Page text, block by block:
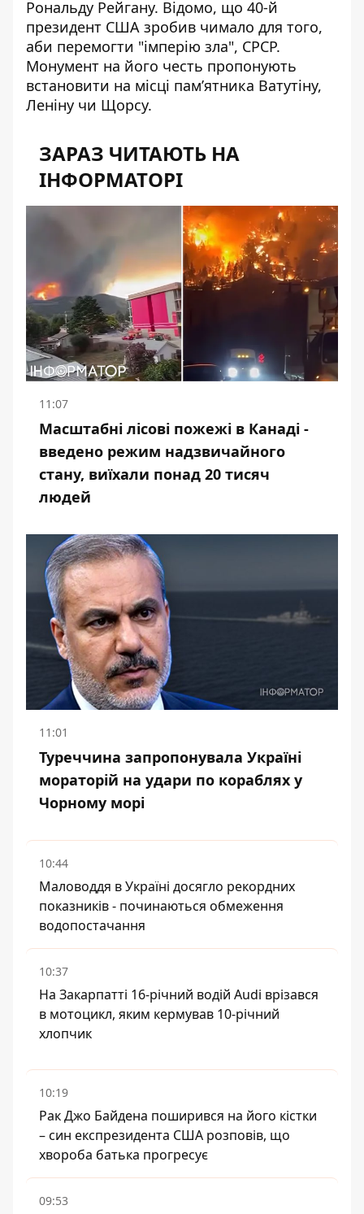
Рональду Рейгану. Відомо, що 40-й
президент США зробив чимало для того,
аби перемогти "імперію зла", СРСР.
Монумент на його честь пропонують
встановити на місці пам’ятника Ватутіну,
Леніну чи Щорсу.
ЗАРАЗ ЧИТАЮТЬ НА
ІНФОРМАТОРІ
11:07
Масштабні лісові пожежі в Канаді -
введено режим надзвичайного
стану, виїхали понад 20 тисяч
людей
11:01
Туреччина запропонувала Україні
мораторій на удари по кораблях у
Чорному морі
10:44
Маловоддя в Україні досягло рекордних
показників - починаються обмеження
водопостачання
10:37
На Закарпатті 16-річний водій Audi врізався
в мотоцикл, яким кермував 10-річний
хлопчик
10:19
Рак Джо Байдена поширився на його кістки
– син експрезидента США розповів, що
хвороба батька прогресує
09:53